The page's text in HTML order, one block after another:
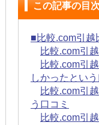
この記事の目
■比較.com引越
比較.com引
比較.com引
しかったという
比較.com引
う口コミ
比較.com引